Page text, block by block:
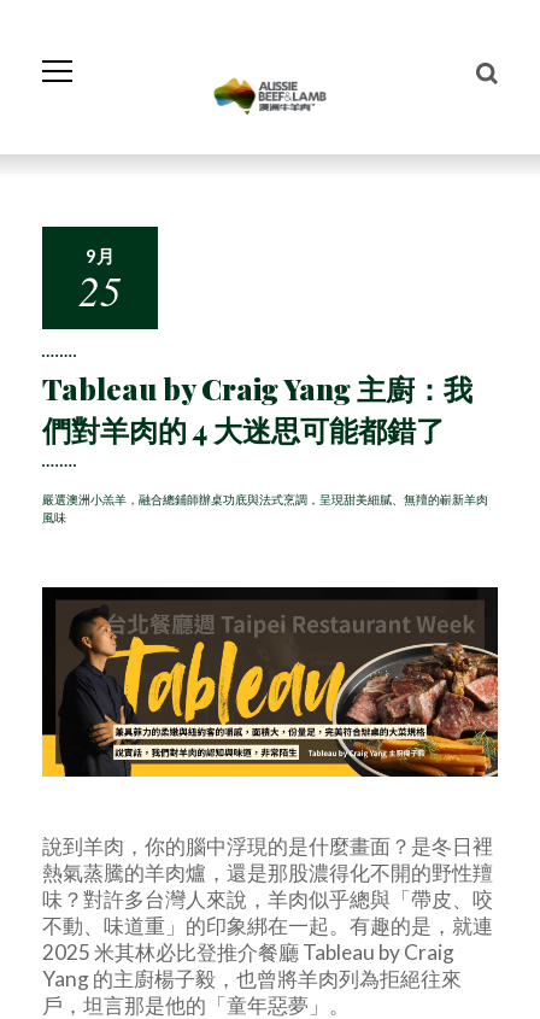
Navigation
9月
25
Tableau by Craig Yang 主廚：我
們對羊肉的 4 大迷思可能都錯了
嚴選澳洲小羔羊，融合總鋪師辦桌功底與法式烹調，呈現甜美細膩、無羶的嶄新羊肉
風味
說到羊肉，你的腦中浮現的是什麼畫面？是冬日裡
熱氣蒸騰的羊肉爐，還是那股濃得化不開的野性羶
味？對許多台灣人來說，羊肉似乎總與「帶皮、咬
不動、味道重」的印象綁在一起。有趣的是，就連
2025 米其林必比登推介餐廳 Tableau by Craig
Yang 的主廚楊子毅，也曾將羊肉列為拒絕往來
戶，坦言那是他的「童年惡夢」。